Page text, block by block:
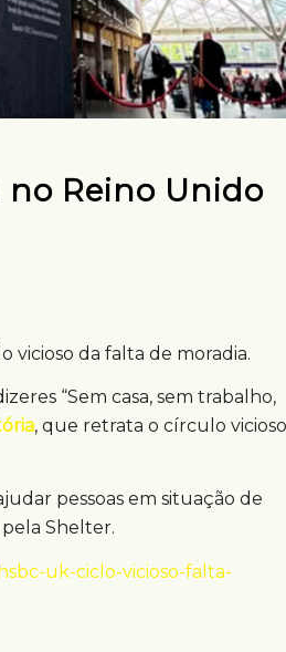
Reino Unido
vicioso da falta de moradia.
“Sem casa, sem trabalho,
, que retrata o círculo vicioso
pessoas em situação de
Shelter.
uk-ciclo-vicioso-falta-